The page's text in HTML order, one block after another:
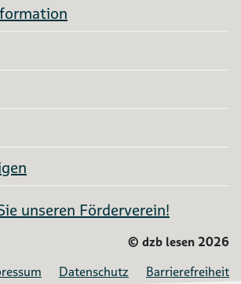
unseren Förderverein!
© dzb lesen 2026
Datenschutz Barrierefreiheit